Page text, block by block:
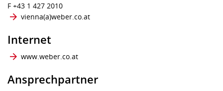
F +43 1 427 2010
vienna​(a)​weber.co.at
Internet
www.weber.co.at
Ansprechpartner